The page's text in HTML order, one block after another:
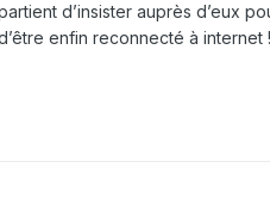
d’insister auprès d’eux
enfin reconnecté à internet